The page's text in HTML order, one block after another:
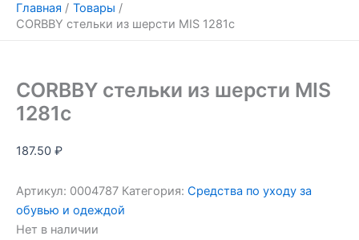
Главная
Товары
CORBBY стельки из шерсти MIS 1281с
CORBBY стельки из шерсти MIS
1281с
187.50 ₽
Артикул: 0004787 Категория: Средства по уходу за
обувью и одеждой
Нет в наличии